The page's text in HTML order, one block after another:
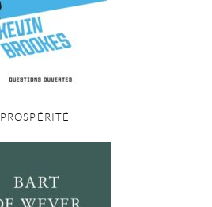
PROSPÉRITÉ